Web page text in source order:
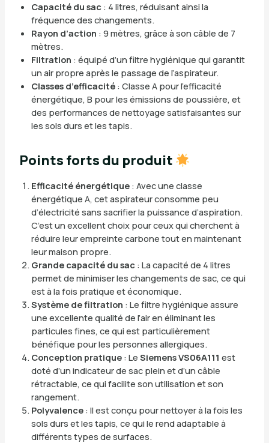
Capacité du sac: 4 litres, réduisant ainsi la
fréquence des changements.
Rayon d’action : 9 mètres, grâce à son câble de 7
mètres.
Filtration : équipé d’un filtre hygiénique qui garantit
un air propre après le passage de l’aspirateur.
Classes d’efficacité: Classe A pour l’efficacité
énergétique, B pour les émissions de poussière, et
des performances de nettoyage satisfaisantes sur
les sols durs et les tapis.
Points forts du produit
Efficacité énergétique: Avec une classe
énergétique A, cet aspirateur consomme peu
d’électricité sans sacrifier la puissance d’aspiration.
C’est un excellent choix pour ceux qui cherchent à
réduire leur empreinte carbone tout en maintenant
leur maison propre.
Grande capacité du sac: La capacité de 4 litres
permet de minimiser les changements de sac, ce qui
est à la fois pratique et économique.
Système de filtration : Le filtre hygiénique assure
une excellente qualité de l’air en éliminant les
particules fines, ce qui est particulièrement
bénéfique pour les personnes allergiques.
Conception pratique: Le Siemens VS06A111 est
doté d’un indicateur de sac plein et d’un câble
rétractable, ce qui facilite son utilisation et son
rangement.
Polyvalence: Il est conçu pour nettoyer à la fois les
sols durs et les tapis, ce qui le rend adaptable à
différents types de surfaces.